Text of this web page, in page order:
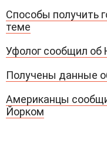
Способы получить
теме
Уфолог сообщил
Получены данные
Американцы
Йорком